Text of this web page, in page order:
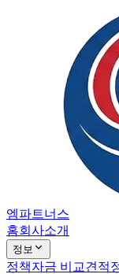
엠파트너스
홈회사소개
정보
정책자금 비교견적